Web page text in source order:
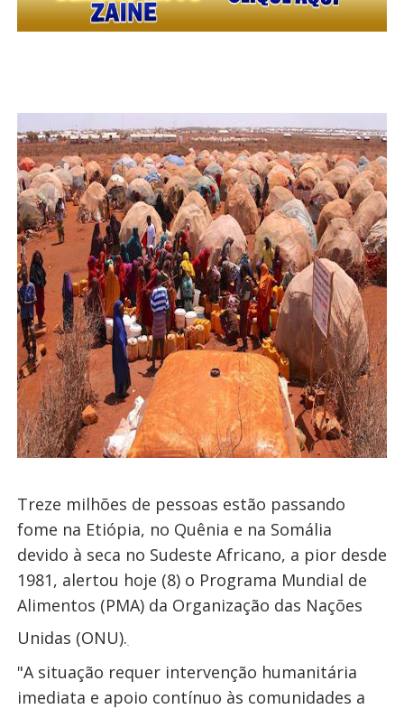
Treze milhões de pessoas estão passando
fome na Etiópia, no Quênia e na Somália
devido à seca no Sudeste Africano, a pior desde
1981, alertou hoje (8) o Programa Mundial de
Alimentos (PMA) da Organização das Nações
Unidas (ONU).
"A situação requer intervenção humanitária
imediata e apoio contínuo às comunidades a